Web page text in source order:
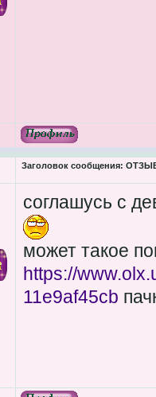
Заголовок сообщения:
соглашусь с
может такое
https://
11e9af45cb